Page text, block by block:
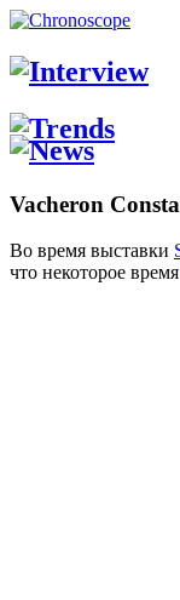
Vacheron
Во время выставки
что некоторое